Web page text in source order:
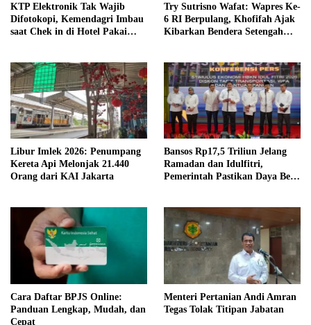
KTP Elektronik Tak Wajib
Difotokopi, Kemendagri Imbau
saat Chek in di Hotel Pakai
Try Sutrisno Wafat: Wapres Ke-
6 RI Berpulang, Khofifah Ajak
Kibarkan Bendera Setengah
Libur Imlek 2026: Penumpang
Kereta Api Melonjak 21.440
Orang dari KAI Jakarta
Bansos Rp17,5 Triliun Jelang
Ramadan dan Idulfitri,
Pemerintah Pastikan Daya Beli
Cara Daftar BPJS Online:
Panduan Lengkap, Mudah, dan
Cepat
Menteri Pertanian Andi Amran
Tegas Tolak Titipan Jabatan